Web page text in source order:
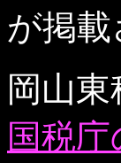
が掲載
岡山
国税